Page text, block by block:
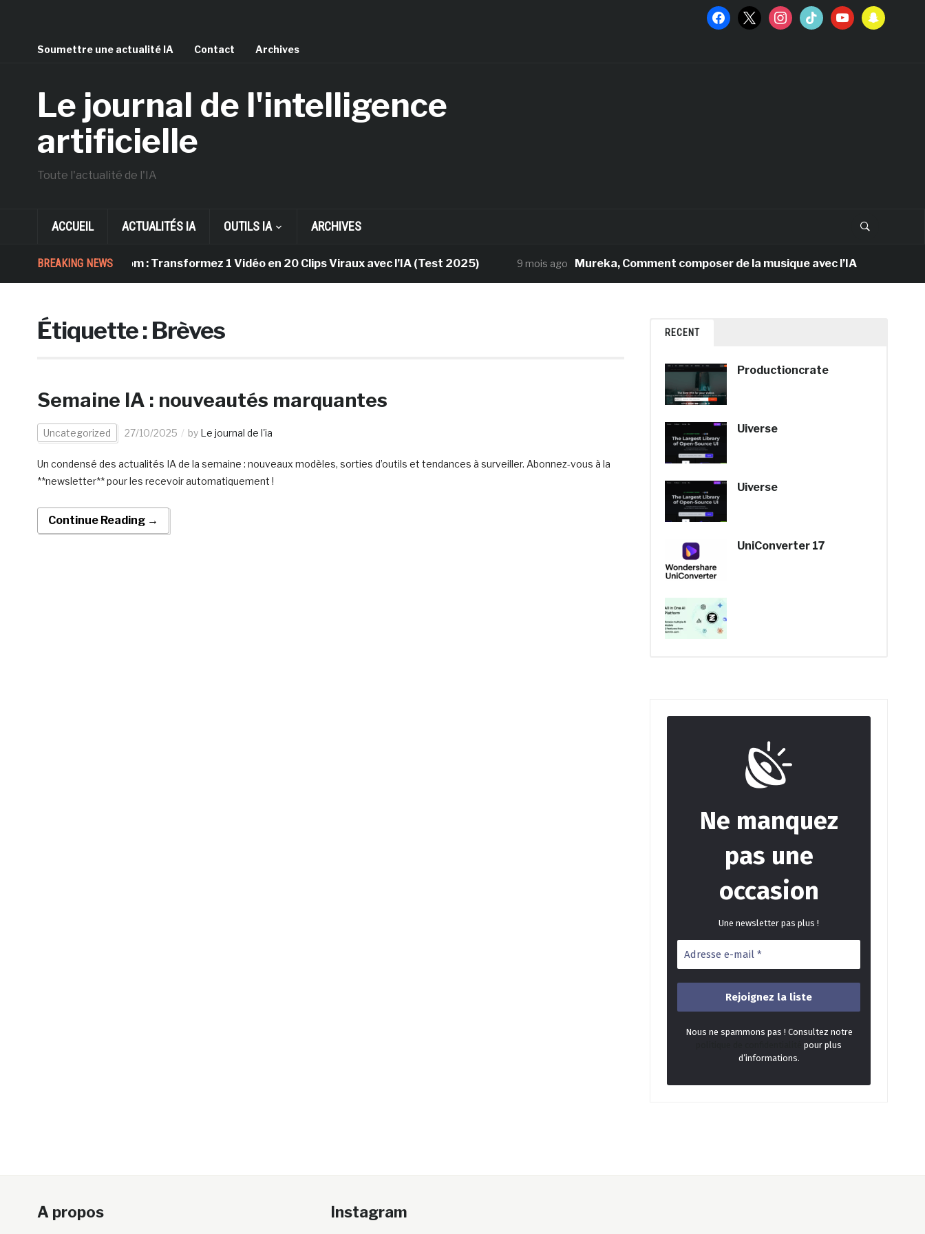
facebook
x instagramtiktok youtubesnapchat
Soumettre une actualité IA Contact Archives
Le journal de l'intelligence
artificielle
Toute l'actualité de l'IA
ACCUEIL ACTUALITÉS IA OUTILS IA ARCHIVES
BREAKING NEWS
Ssemble.com : Transformez 1 Vidéo en 20 Clips Viraux avec l’IA (Test 2025) 9 mois ago Mureka, Comment composer de la musique avec l’IA
Étiquette :Brèves
Semaine IA : nouveautés marquantes
Uncategorized 27/10/2025 by Le journal de l'ia
Un condensé des actualités IA de la semaine : nouveaux modèles, sorties d’outils et tendances à surveiller. Abonnez-vous à la
**newsletter** pour les recevoir automatiquement !
Continue Reading →
RECENT
Productioncrate
Uiverse
Uiverse
UniConverter 17
Ne manquez
pas une
occasion
Une newsletter pas plus !
Nous ne spammons pas ! Consultez notre
pour plus
d’informations.
A propos Instagram